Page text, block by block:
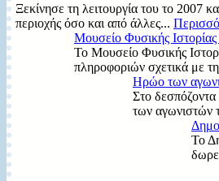
Ξεκίνησε τη λειτουργία του το 2007
περιοχής όσο και από άλλες...
Μουσείο Φυσικής
Το Μουσείο Φυσικής
πληροφοριών σχετικά με
Ηρώο των
Στο
των αγωνιστών
Το